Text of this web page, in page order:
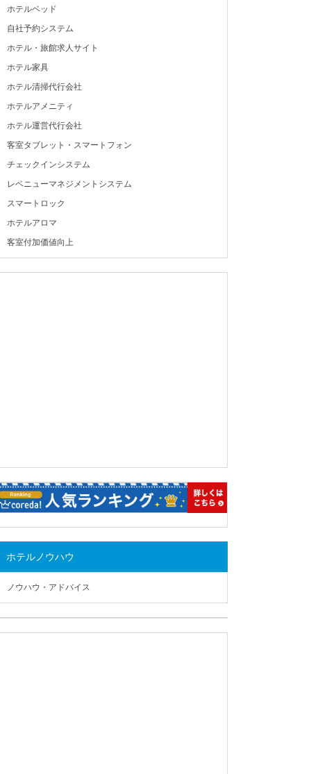
ホテルベッド
自社予約システム
ホテル・旅館求人サイト
ホテル家具
ホテル清掃代行会社
ホテルアメニティ
ホテル運営代行会社
客室タブレット・スマートフォン
チェックインシステム
レベニューマネジメントシステム
スマートロック
ホテルアロマ
客室付加価値向上
ホテルノウハウ
ノウハウ・アドバイス